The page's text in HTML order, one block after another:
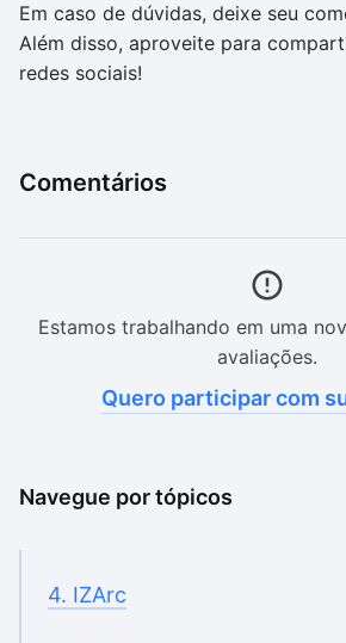
Em caso de dúvidas, deixe seu
Além disso, aproveite para
redes sociais!
Comentários
Estamos trabalhando em uma
avaliações.
Quero participar com
Navegue por tópicos
4. IZArc